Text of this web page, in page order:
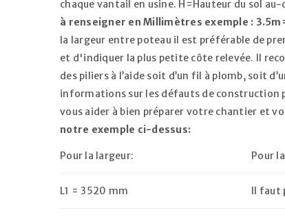
chaque vantail en usine. H=Hauteur du sol
à renseigner en Millimètres exemple :
la largeur entre poteau il est préférable de
et d'indiquer la plus petite côte relevée. Il
des piliers à l’aide soit d’un fil à plomb, soit
informations sur les défauts de construction
vous aider à bien préparer votre chantier et
notre exemple ci-dessus:
Pour la largeur: Pour
L1 = 3520 mm Il faut